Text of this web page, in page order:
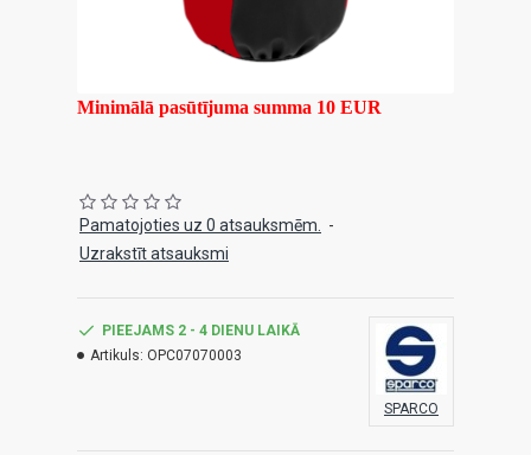
Minimālā pasūtījuma summa 10 EUR
Pamatojoties uz 0 atsauksmēm.
-
Uzrakstīt atsauksmi
PIEEJAMS 2 - 4 DIENU LAIKĀ
Artikuls: OPC07070003
SPARCO